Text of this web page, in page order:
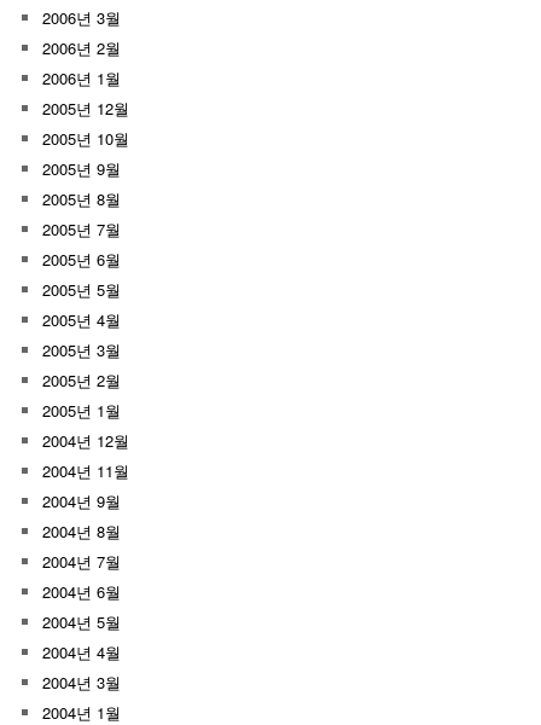
2006년 3월
2006년 2월
2006년 1월
2005년 12월
2005년 10월
2005년 9월
2005년 8월
2005년 7월
2005년 6월
2005년 5월
2005년 4월
2005년 3월
2005년 2월
2005년 1월
2004년 12월
2004년 11월
2004년 9월
2004년 8월
2004년 7월
2004년 6월
2004년 5월
2004년 4월
2004년 3월
2004년 1월